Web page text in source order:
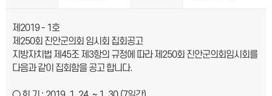
제 2019 - 1 호
제 250회 진안군의회 임시회 집회공고
지방자치법 제 45조 제 3항의 규정에 따라 제 250회 진안군의회임시회를
다음과 같이 집회함을 공고 합니다.